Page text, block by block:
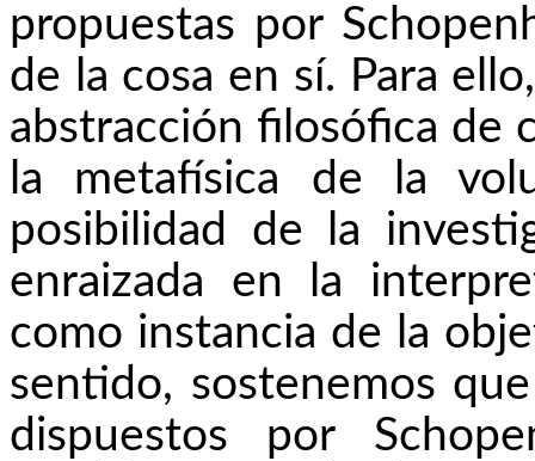
propuestas por
de la cosa en sí. Para
abstracción filosófica de
la metafísica de la
posibilidad de la
enraizada en la
como instancia de la
sentido, sostenemos
dispuestos por